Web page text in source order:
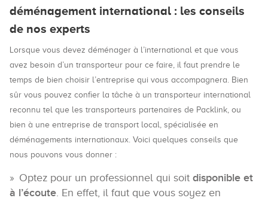
déménagement international : les conseils
de nos experts
Lorsque vous devez déménager à l’international et que vous
avez besoin d’un transporteur pour ce faire, il faut prendre le
temps de bien choisir l’entreprise qui vous accompagnera. Bien
sûr vous pouvez confier la tâche à un transporteur international
reconnu tel que les transporteurs partenaires de Packlink, ou
bien à une entreprise de transport local, spécialisée en
déménagements internationaux. Voici quelques conseils que
nous pouvons vous donner :
Optez pour un professionnel qui soit disponible et
à l’écoute. En effet, il faut que vous soyez en